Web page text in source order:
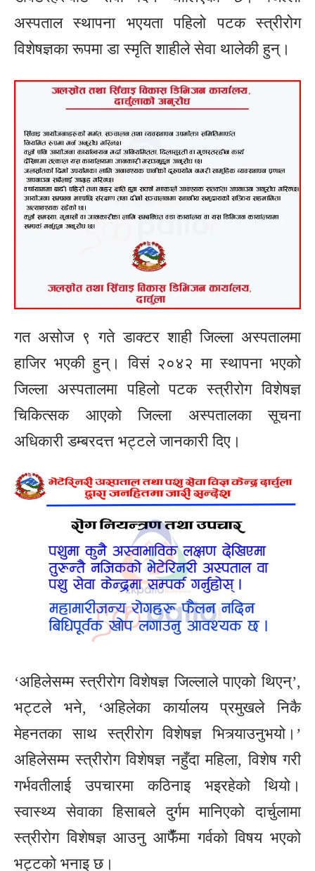
अस्पताल स्थापना भएयता पहिलो पटक स्त्रीरोग
विशेषज्ञका रूपमा डा स्मृति शाहीले सेवा थालेकी हुन्।
गत असोज ९ गते डाक्टर शाही जिल्ला अस्पतालमा
हाजिर भएकी हुन्। विसं २०४२ मा स्थापना भएको
जिल्ला अस्पतालमा पहिलो पटक स्त्रीरोग विशेषज्ञ
चिकित्सक आएको जिल्ला अस्पतालका सूचना
अधिकारी डम्बरदत्त भट्टले जानकारी दिए।
‘अहिलेसम्म स्त्रीरोग विशेषज्ञ जिल्लाले पाएको थिएन्’,
भट्टले भने, ‘अहिलेका कार्यालय प्रमुखले निकै
मेहनतका साथ स्त्रीरोग विशेषज्ञ भित्र्याउनुभयो।’
अहिलेसम्म स्त्रीरोग विशेषज्ञ नहुँदा महिला, विशेष गरी
गर्भवतीलाई उपचारमा कठिनाइ भइरहेको थियो।
स्वास्थ्य सेवाका हिसाबले दुर्गम मानिएको दार्चुलामा
स्त्रीरोग विशेषज्ञ आउनु आफैँंमा गर्वको विषय भएको
भट्टको भनाइ छ।